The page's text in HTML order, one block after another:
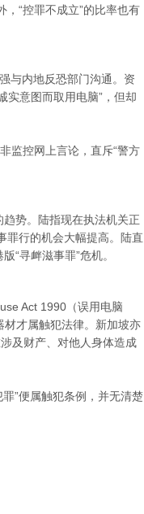
“控罪不成立”的比率也有
与内地反恐部门沟通。资
实意图而取用电脑”，但却
监控网上言论，直斥“警方
势。陆指现在执法机关正
罪行的机会大幅提高。陆直
“寻衅滋事罪”危机。
Act 1990（误用电脑
才属触犯法律。新加坡亦
及财产、对他人身体造成
”便属触犯条例，并无清楚